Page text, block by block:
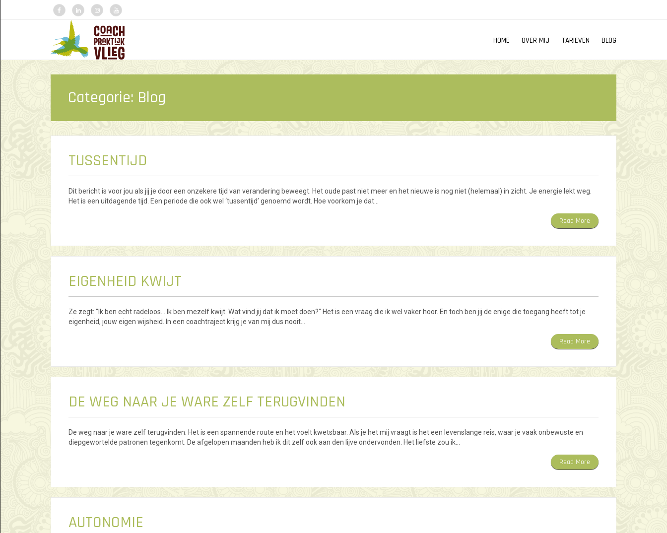
HOME OVER MIJ TARIEVEN BLOG
Categorie: Blog
TUSSENTIJD
Dit bericht is voor jou als jij je door een onzekere tijd van verandering beweegt. Het oude past niet meer en het nieuwe is nog niet (helemaal) in zicht. Je energie lekt weg.
Het is een uitdagende tijd. Een periode die ook wel ‘tussentijd’ genoemd wordt. Hoe voorkom je dat…
Read More
EIGENHEID KWIJT
Ze zegt: "Ik ben echt radeloos... Ik ben mezelf kwijt. Wat vind jij dat ik moet doen?" Het is een vraag die ik wel vaker hoor. En toch ben jij de enige die toegang heeft tot je
eigenheid, jouw eigen wijsheid. In een coachtraject krijg je van mij dus nooit…
Read More
DE WEG NAAR JE WARE ZELF TERUGVINDEN
De weg naar je ware zelf terugvinden. Het is een spannende route en het voelt kwetsbaar. Als je het mij vraagt is het een levenslange reis, waar je vaak onbewuste en
diepgewortelde patronen tegenkomt. De afgelopen maanden heb ik dit zelf ook aan den lijve ondervonden. Het liefste zou ik…
Read More
AUTONOMIE